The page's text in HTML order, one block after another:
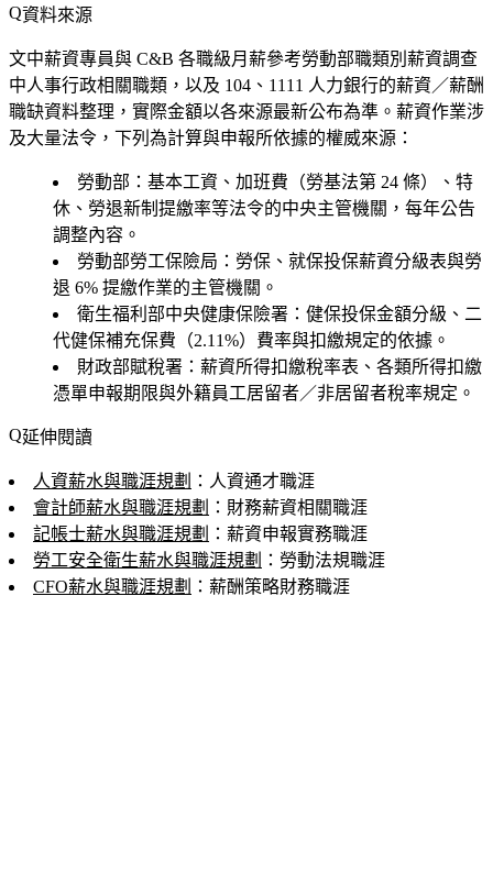
資料來源
文中薪資專員與 C&B 各職級月薪參考勞動部職類別薪資調查
中人事行政相關職類，以及 104、1111 人力銀行的薪資／薪酬
職缺資料整理，實際金額以各來源最新公布為準。薪資作業涉
及大量法令，下列為計算與申報所依據的權威來源：
勞動部 ：基本工資、加班費（勞基法第 24 條）、特
休、勞退新制提繳率等法令的中央主管機關，每年公告
調整內容。
勞動部勞工保險局 ：勞保、就保投保薪資分級表與勞
退 6% 提繳作業的主管機關。
衛生福利部中央健康保險署 ：健保投保金額分級、二
代健保補充保費（2.11%）費率與扣繳規定的依據。
財政部賦稅署 ：薪資所得扣繳稅率表、各類所得扣繳
憑單申報期限與外籍員工居留者／非居留者稅率規定。
延伸閱讀
人資薪水與職涯規劃 ：人資通才職涯
會計師薪水與職涯規劃 ：財務薪資相關職涯
記帳士薪水與職涯規劃 ：薪資申報實務職涯
勞工安全衛生薪水與職涯規劃 ：勞動法規職涯
CFO薪水與職涯規劃 ：薪酬策略財務職涯